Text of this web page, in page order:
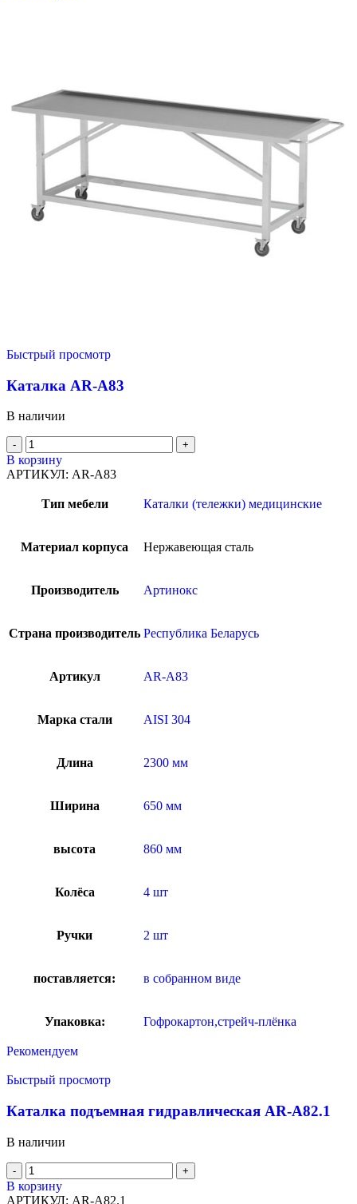
Быстрый просмотр
Каталка AR-A83
В наличии
В корзину
АРТИКУЛ: AR-A83
Тип мебели Каталки (тележки) медицинские
Материал корпуса Нержавеющая сталь
Производитель Артинокс
Страна производитель Республика Беларусь
Артикул AR-A83
Марка стали AISI 304
Длина 2300 мм
Ширина 650 мм
высота 860 мм
Колёса 4 шт
Ручки 2 шт
поставляется: в собранном виде
Упаковка: Гофрокартон,стрейч-плёнка
Рекомендуем
Быстрый просмотр
Каталка подъемная гидравлическая AR-A82.1
В наличии
В корзину
АРТИКУЛ: AR-A82.1